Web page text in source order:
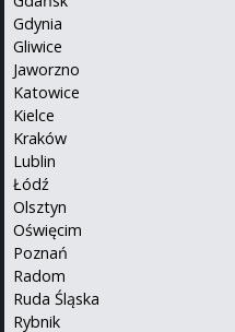
Gdynia
Gliwice
Jaworzno
Katowice
Kielce
Kraków
Lublin
Łódź
Olsztyn
Oświęcim
Poznań
Radom
Ruda Śląska
Rybnik